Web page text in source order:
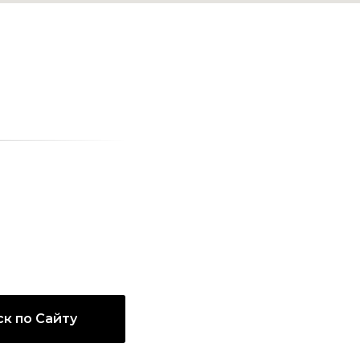
по Сайту